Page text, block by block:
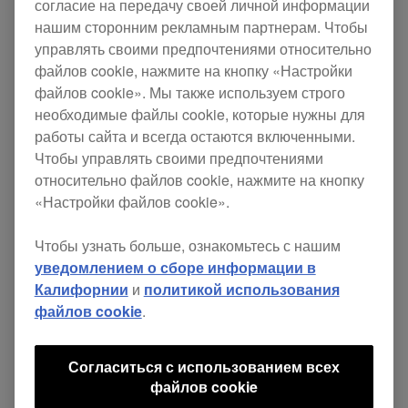
будет лучшим решением для выступлений на
вечеринках и мероприятиях. Его 7-дюймовые
ВИНИЛ-ДЖОГИ с электроприводом
обеспечивают оптимальный скретчинг,
позволяя экспериментировать, чтобы найти
идеальный уровень крутящего момента и
трения с индивидуальными настройками и
двумя слип-листами внутри каждой деки.
Специальная обработка верхней акриловой
пластины создает ощущение настоящей
аналоговой пластинки. Благодаря
легко реагирует, когда вы касаетесь ее
кончиками пальцев. Кроме того, вы можете
согласие на передачу своей личной информации
нашим сторонним рекламным партнерам. Чтобы
управлять своими предпочтениями относительно
файлов cookie, нажмите на кнопку «Настройки
файлов cookie». Мы также используем строго
необходимые файлы cookie, которые нужны для
работы сайта и всегда остаются включенными.
Чтобы управлять своими предпочтениями
относительно файлов cookie, нажмите на кнопку
«Настройки файлов cookie».
Чтобы узнать больше, ознакомьтесь с нашим
уведомлением о сборе информации в
Калифорнии и политикой использования
файлов cookie.
Согласиться с использованием всех
файлов cookie